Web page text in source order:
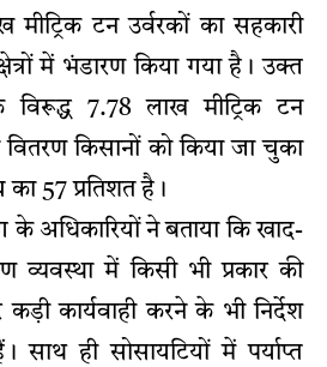
मीट्रिक टन उर्वरकों का सहकारी
में भंडारण किया गया है। उक्त
7.78 लाख मीट्रिक टन
वितरण किसानों को किया जा चुका
का 57 प्रतिशत है।
के अधिकारियों ने बताया कि खाद-
व्यवस्था में किसी भी प्रकार की
कार्यवाही करने के भी निर्देश
साथ ही सोसायटियों में पर्याप्त